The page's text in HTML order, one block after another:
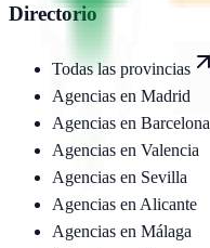
Directorio
Todas las provincias
Agencias en Madrid
Agencias en Barcelona
Agencias en Valencia
Agencias en Sevilla
Agencias en Alicante
Agencias en Málaga